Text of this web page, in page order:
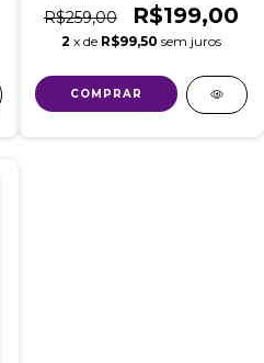
Masculina
R$259,00 R$199,00
2 x de R$99,50 sem juros
COMPRAR